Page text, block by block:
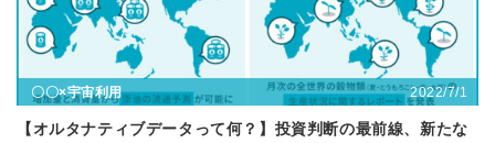
〇〇×宇宙利用 2022/7/1
【オルタナティブデータって何？】投資判断の最前線、新たな